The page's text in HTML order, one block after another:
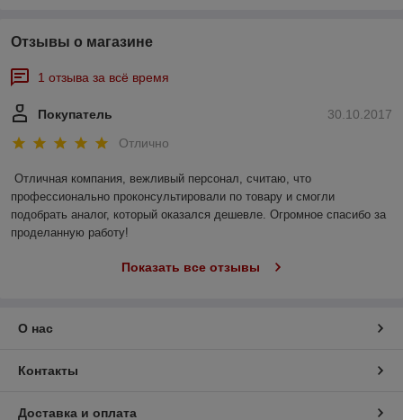
Отзывы о магазине
1 отзыва за всё время
30.10.2017
Покупатель
Отлично
Отличная компания, вежливый персонал, считаю, что
профессионально проконсультировали по товару и смогли
подобрать аналог, который оказался дешевле. Огромное спасибо за
проделанную работу!
Показать все отзывы
О нас
Контакты
Доставка и оплата